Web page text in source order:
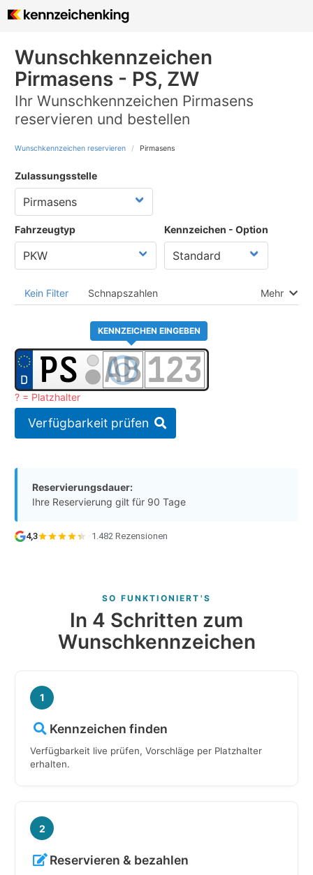
Wunschkennzeichen
Pirmasens - PS, ZW
Ihr Wunschkennzeichen Pirmasens
reservieren und bestellen
Wunschkennzeichen reservieren Pirmasens
Zulassungsstelle
Fahrzeugtyp Kennzeichen - Option
Kein Filter Schnapszahlen Mehr
KENNZEICHEN EINGEBEN
? = Platzhalter
Verfügbarkeit prüfen
Reservierungsdauer:
Ihre Reservierung gilt für 90 Tage
4,3 · 1.482 Rezensionen
SO FUNKTIONIERT'S
In 4 Schritten zum
Wunschkennzeichen
1
Kennzeichen finden
Verfügbarkeit live prüfen, Vorschläge per Platzhalter
erhalten.
2
Reservieren & bezahlen